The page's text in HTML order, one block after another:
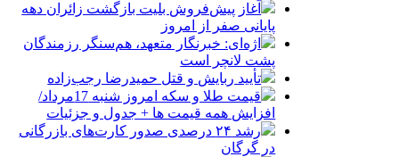
آغاز پیش‌فروش بلیت بازگشت زائران دهه
پایانی صفر از امروز
اژه‌ای: خبرنگار متعهد، هم‌سنگر رزمندگان
پشت لانچر است
تأیید ربایش و قتل حمیدرضا رجب‌زاده
قیمت طلا و سکه امروز شنبه 17مرداد/
افزایش همه قیمت ها + جدول و جزئیات
رشد ۲۴ درصدی صدور کارت‌های بازرگانی
در گرگان